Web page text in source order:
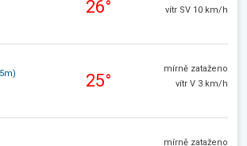
26°
vítr SV 10 km/h
25°
mírně zataženo
vítr V 3 km/h
mírně zataženo